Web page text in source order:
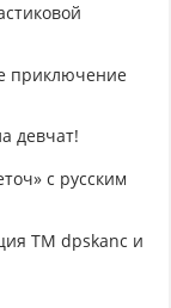
приключение
девчат!
с русским
TM dpskanc и